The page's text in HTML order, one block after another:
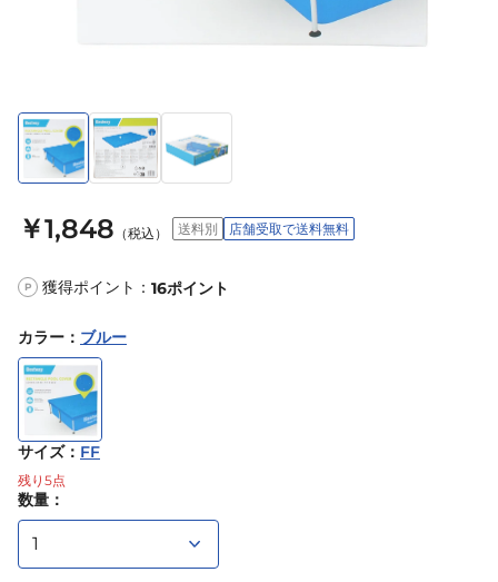
￥1,848 （税込） 送料別 店舗受取で送料無料
P 獲得ポイント： 16ポイント
カラー ： ブルー
サイズ： FF
残り 5点
数量：